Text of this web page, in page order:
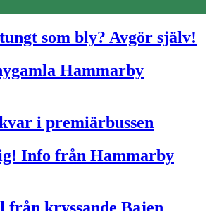
som bly? Avgör själv!
Hammarby
i premiärbussen
Info från Hammarby
från kryssande Bajen